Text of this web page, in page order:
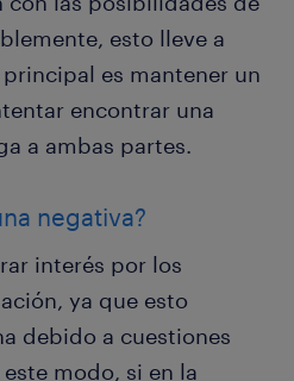
esto lleve a
es mantener un
encontrar una
a ambas partes.
negativa?
interés por los
ya que esto
debido a cuestiones
modo, si en la